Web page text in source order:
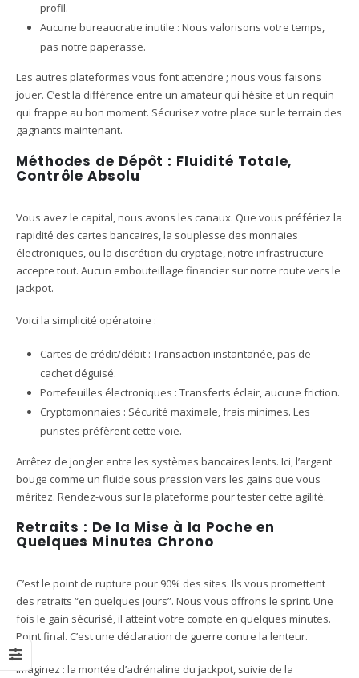
profil.
Aucune bureaucratie inutile : Nous valorisons votre temps,
pas notre paperasse.
Les autres plateformes vous font attendre ; nous vous faisons
jouer. C’est la différence entre un amateur qui hésite et un requin
qui frappe au bon moment. Sécurisez votre place sur le terrain des
gagnants maintenant.
Méthodes de Dépôt : Fluidité Totale,
Contrôle Absolu
Vous avez le capital, nous avons les canaux. Que vous préfériez la
rapidité des cartes bancaires, la souplesse des monnaies
électroniques, ou la discrétion du cryptage, notre infrastructure
accepte tout. Aucun embouteillage financier sur notre route vers le
jackpot.
Voici la simplicité opératoire :
Cartes de crédit/débit : Transaction instantanée, pas de
cachet déguisé.
Portefeuilles électroniques : Transferts éclair, aucune friction.
Cryptomonnaies : Sécurité maximale, frais minimes. Les
puristes préfèrent cette voie.
Arrêtez de jongler entre les systèmes bancaires lents. Ici, l’argent
bouge comme un fluide sous pression vers les gains que vous
méritez. Rendez-vous sur la plateforme pour tester cette agilité.
Retraits : De la Mise à la Poche en
Quelques Minutes Chrono
C’est le point de rupture pour 90% des sites. Ils vous promettent
des retraits “en quelques jours”. Nous vous offrons le sprint. Une
fois le gain sécurisé, il atteint votre compte en quelques minutes.
Point final. C’est une déclaration de guerre contre la lenteur.
Imaginez : la montée d’adrénaline du jackpot, suivie de la